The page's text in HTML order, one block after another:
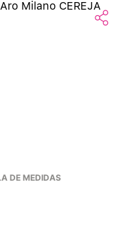
Milano CEREJA
DE MEDIDAS